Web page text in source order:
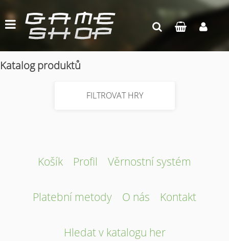
Katalog produktů
FILTROVAT HRY
Košík Profil Věrnostní systém
Platební metody O nás Kontakt
Hledat v katalogu her